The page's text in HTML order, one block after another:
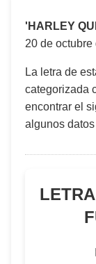
'HARLEY
20 de octubre
La letra de
categorizada
encontrar el
algunos